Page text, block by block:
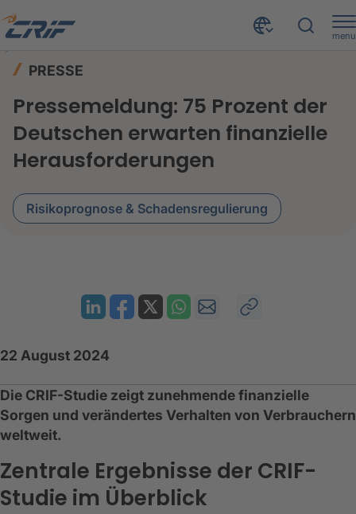
menu
PRESSE
Pressemeldung: 75 Prozent der
Deutschen erwarten finanzielle
Herausforderungen
Risikoprognose & Schadensregulierung
22 August 2024
Die CRIF-Studie zeigt zunehmende finanzielle
Sorgen und verändertes Verhalten von Verbrauchern
weltweit.
Zentrale Ergebnisse der CRIF-
Studie im Überblick